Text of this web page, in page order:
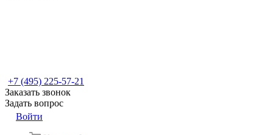
+7 (495) 225-57-21
Заказать звонок
Задать вопрос
Войти